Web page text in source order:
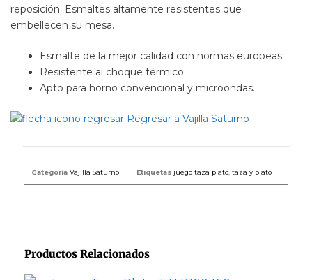
reposición. Esmaltes altamente resistentes que
embellecen su mesa.
Esmalte de la mejor calidad con normas europeas.
Resistente al choque térmico.
Apto para horno convencional y microondas.
Regresar a Vajilla Saturno
Categoría Vajilla Saturno Etiquetas juego taza plato taza y plato
Productos Relacionados